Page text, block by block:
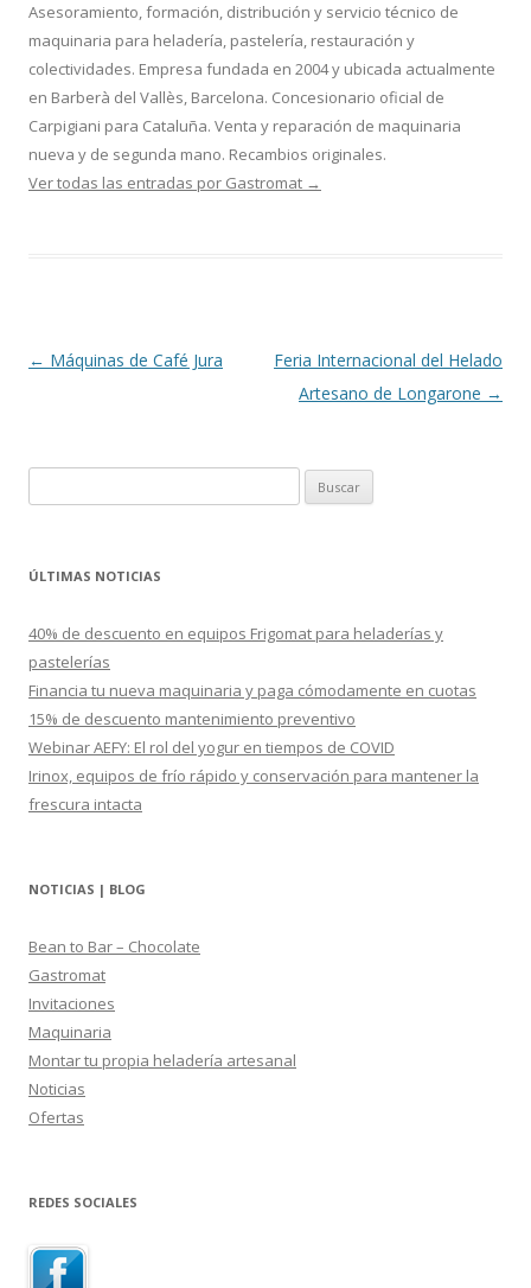
Asesoramiento, formación, distribución y servicio técnico de
maquinaria para heladería, pastelería, restauración y
colectividades. Empresa fundada en 2004 y ubicada actualmente
en Barberà del Vallès, Barcelona. Concesionario oficial de
Carpigiani para Cataluña. Venta y reparación de maquinaria
nueva y de segunda mano. Recambios originales.
Ver todas las entradas por Gastromat →
Navegación
← Máquinas de Café Jura
Feria Internacional del Helado
Artesano de Longarone →
u
c
r
ÚLTIMAS NOTICIAS
40% de descuento en equipos Frigomat para heladerías y
pastelerías
Financia tu nueva maquinaria y paga cómodamente en cuotas
15% de descuento mantenimiento preventivo
Webinar AEFY: El rol del yogur en tiempos de COVID
Irinox, equipos de frío rápido y conservación para mantener la
frescura intacta
NOTICIAS | BLOG
Bean to Bar – Chocolate
Gastromat
Invitaciones
Maquinaria
Montar tu propia heladería artesanal
Noticias
Ofertas
REDES SOCIALES